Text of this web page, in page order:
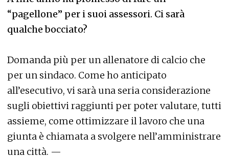
“pagellone” per i suoi assessori. Ci sarà
qualche bocciato?
Domanda più per un allenatore di calcio che
per un sindaco. Come ho anticipato
all’esecutivo, vi sarà una seria considerazione
sugli obiettivi raggiunti per poter valutare, tutti
assieme, come ottimizzare il lavoro che una
giunta è chiamata a svolgere nell’amministrare
una città. —